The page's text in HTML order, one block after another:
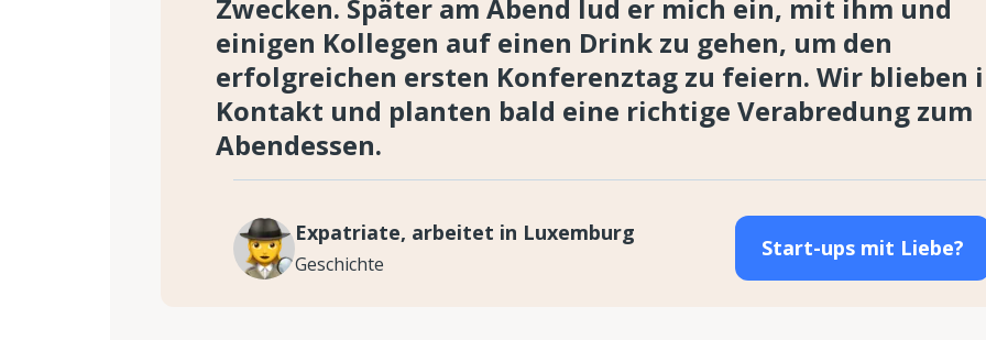
Zwecken. Später am Abend lud er mich ein, mit ihm und
einigen Kollegen auf einen Drink zu gehen, um den
erfolgreichen ersten Konferenztag zu feiern. Wir blieben
Kontakt und planten bald eine richtige Verabredung zum
Abendessen.
Expatriate, arbeitet in Luxemburg
Geschichte
Start-ups mit Liebe?